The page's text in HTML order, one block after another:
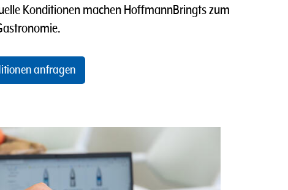
Konditionen machen HoffmannBringts zum
anfragen